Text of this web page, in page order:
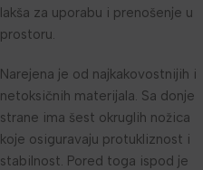
lakša za uporabu i prenošenje u
prostoru.
Narejena je od najkakovostnijih i
netoksičnih materijala. Sa donje
strane ima šest okruglih nožica
koje osiguravaju protukliznost i
stabilnost. Pored toga ispod je